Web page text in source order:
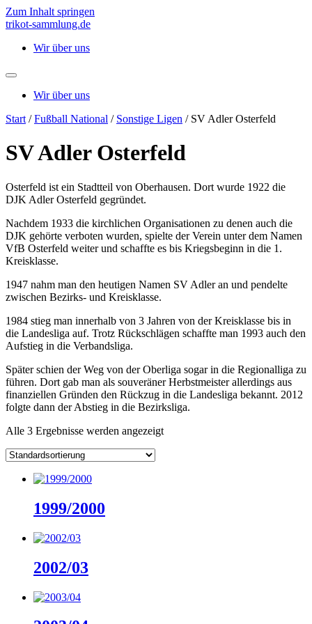
Zum Inhalt springen
trikot-sammlung.de
Wir über uns
Wir über uns
Start /Fußball National / Sonstige Ligen / SV Adler Osterfeld
SV Adler Osterfeld
Osterfeld ist ein Stadtteil von Oberhausen. Dort wurde 1922 die
DJK Adler Osterfeld gegründet.
Nachdem 1933 die kirchlichen Organisationen zu denen auch die
DJK gehörte verboten wurden, spielte der Verein unter dem Namen
VfB Osterfeld weiter und schaffte es bis Kriegsbeginn in die 1.
Kreisklasse.
1947 nahm man den heutigen Namen SV Adler an und pendelte
zwischen Bezirks- und Kreisklasse.
1984 stieg man innerhalb von 3 Jahren von der Kreisklasse bis in
die Landesliga auf. Trotz Rückschlägen schaffte man 1993 auch den
Aufstieg in die Verbandsliga.
Später schien der Weg von der Oberliga sogar in die Regionalliga zu
führen. Dort gab man als souveräner Herbstmeister allerdings aus
finanziellen Gründen den Rückzug in die Landesliga bekannt. 2012
folgte dann der Abstieg in die Bezirksliga.
Alle 3 Ergebnisse werden angezeigt
1999/2000
2002/03